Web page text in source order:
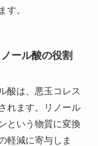
す。
ール酸の役割
酸は、悪玉コレス
れます。リノール
という物質に変換
軽減に寄与しま